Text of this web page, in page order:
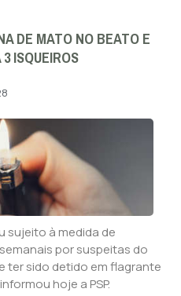
DE MATO NO BEATO E
ISQUEIROS
sujeito à medida de
por suspeitas do
ter sido detido em flagrante
hoje a PSP.